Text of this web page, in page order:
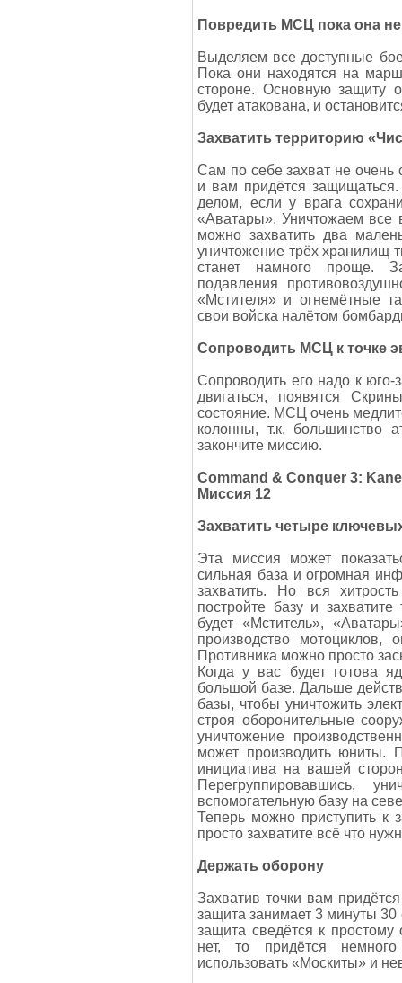
Повредить МСЦ пока она
Выделяем все доступные
Пока они находятся на
стороне. Основную защиту
будет атакована, и
Захватить территорию
Сам по себе захват не очень
и вам придётся
делом, если у врага
«Аватары». Уничтожаем все
можно захватить два
уничтожение трёх хранилищ
станет намного проще.
подавления
«Мстителя» и огнемётные
свои войска налётом
Сопроводить МСЦ к точке
Сопроводить его надо к юго-
двигаться, появятся
состояние. МСЦ очень
колонны, т.к. большинство
закончите миссию.
Command & Conquer 3:
Миссия 12
Захватить четыре
Эта миссия может
сильная база и огромная
захватить. Но вся
постройте базу и
будет «Мститель»,
производство
Противника можно просто
Когда у вас будет готова
большой базе. Дальше
базы, чтобы уничтожить
строя оборонительные
уничтожение
может производить юниты.
инициатива на вашей
Перегруппировавшись,
вспомогательную базу на
Теперь можно приступить к
просто захватите всё что
Держать оборону
Захватив точки вам
защита занимает 3 минуты
защита сведётся к
нет, то придётся
использовать «Москиты» и